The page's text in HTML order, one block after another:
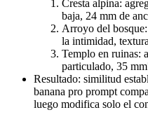
Cresta alpina:
baja, 24 mm de
Arroyo del
la intimidad,
Templo en ruinas:
particulado, 35
Resultado: similitud
banana pro prompt
luego modifica solo el